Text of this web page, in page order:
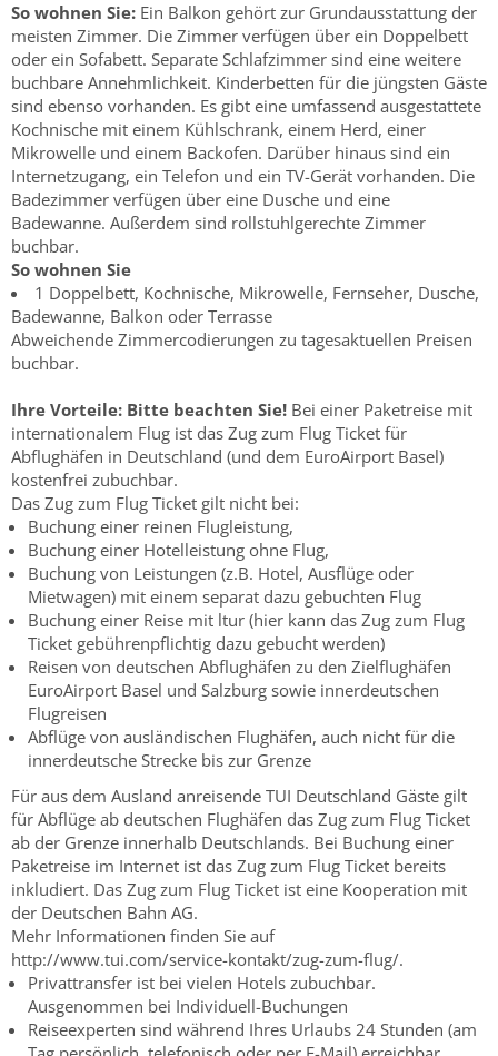
So wohnen Sie: Ein Balkon gehört zur Grundausstattung der
meisten Zimmer. Die Zimmer verfügen über ein Doppelbett
oder ein Sofabett. Separate Schlafzimmer sind eine weitere
buchbare Annehmlichkeit. Kinderbetten für die jüngsten Gäste
sind ebenso vorhanden. Es gibt eine umfassend ausgestattete
Kochnische mit einem Kühlschrank, einem Herd, einer
Mikrowelle und einem Backofen. Darüber hinaus sind ein
Internetzugang, ein Telefon und ein TV-Gerät vorhanden. Die
Badezimmer verfügen über eine Dusche und eine
Badewanne. Außerdem sind rollstuhlgerechte Zimmer
buchbar.
So wohnen Sie
1 Doppelbett, Kochnische, Mikrowelle, Fernseher, Dusche,
Badewanne, Balkon oder Terrasse
Abweichende Zimmercodierungen zu tagesaktuellen Preisen
buchbar.
Ihre Vorteile: Bitte beachten Sie! Bei einer Paketreise mit
internationalem Flug ist das Zug zum Flug Ticket für
Abflughäfen in Deutschland (und dem EuroAirport Basel)
kostenfrei zubuchbar.
Das Zug zum Flug Ticket gilt nicht bei:
Buchung einer reinen Flugleistung,
Buchung einer Hotelleistung ohne Flug,
Buchung von Leistungen (z.B. Hotel, Ausflüge oder
Mietwagen) mit einem separat dazu gebuchten Flug
Buchung einer Reise mit ltur (hier kann das Zug zum Flug
Ticket gebührenpflichtig dazu gebucht werden)
Reisen von deutschen Abflughäfen zu den Zielflughäfen
EuroAirport Basel und Salzburg sowie innerdeutschen
Flugreisen
Abflüge von ausländischen Flughäfen, auch nicht für die
innerdeutsche Strecke bis zur Grenze
Für aus dem Ausland anreisende TUI Deutschland Gäste gilt
für Abflüge ab deutschen Flughäfen das Zug zum Flug Ticket
ab der Grenze innerhalb Deutschlands. Bei Buchung einer
Paketreise im Internet ist das Zug zum Flug Ticket bereits
inkludiert. Das Zug zum Flug Ticket ist eine Kooperation mit
der Deutschen Bahn AG.
Mehr Informationen finden Sie auf
http://www.tui.com/service-kontakt/zug-zum-flug/.
Privattransfer ist bei vielen Hotels zubuchbar.
Ausgenommen bei Individuell-Buchungen
Reiseexperten sind während Ihres Urlaubs 24 Stunden (am